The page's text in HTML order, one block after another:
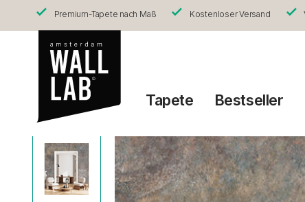
Premium-Tapete nach Maß Kostenloser Versand
Tapete Bestseller